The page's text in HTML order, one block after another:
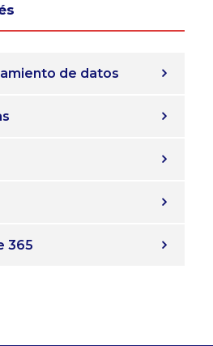
de datos
365